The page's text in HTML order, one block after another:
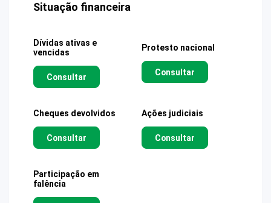
Situação financeira
Dívidas ativas e
vencidas
Consultar
Protesto nacional
Consultar
Cheques devolvidos
Consultar
Ações judiciais
Consultar
Participação em
falência